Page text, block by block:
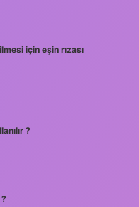
için eşin rızası
?